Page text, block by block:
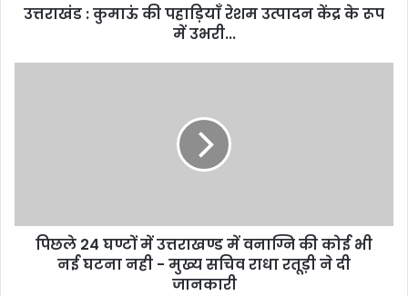
रूपउत्तराखंड : कुमाऊं की पहाड़ियाँ रेशम उत्पादन केंद्र के रूप
में उभरी...
कोई
पिछले 24 घण्टों में उत्तराखण्ड में वनाग्नि की कोई भी
नई घटना नही - मुख्य सचिव राधा रतूड़ी ने दी
जानकारी